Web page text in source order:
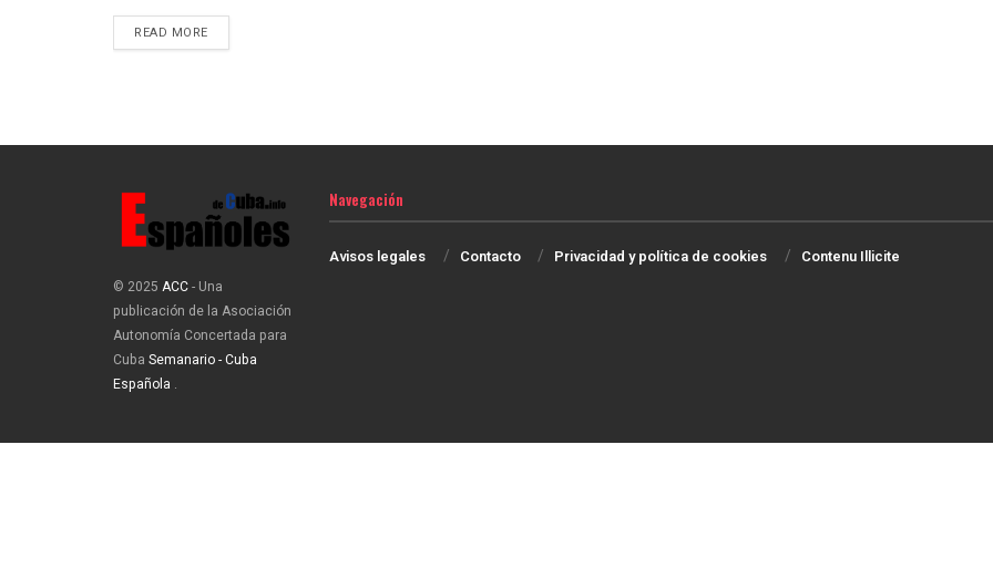
READ MOREDETAILS
© 2025 ACC- Una
publicación de la Asociación
Autonomía Concertada para
Cuba Semanario - Cuba
Española .
Navegación
Avisos legales Contacto Privacidad y política de cookies Contenu Illicite